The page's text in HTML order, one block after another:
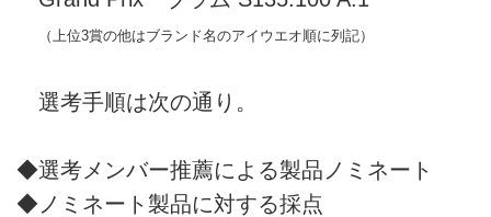
（上位3賞の他はブランド名のアイウエオ順に列記）
選考手順は次の通り。
◆選考メンバー推薦による製品ノミネート
◆ノミネート製品に対する採点